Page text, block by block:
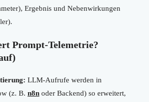
Ergebnis und Nebenwirkungen
Prompt-Telemetrie?
LLM-Aufrufe werden in
(z. B. n8n oder Backend) so erweitert,